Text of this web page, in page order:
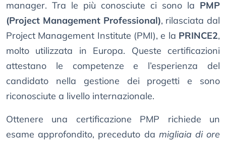
manager. Tra le più conosciute ci sono la PMP
(Project Management Professional), rilasciata dal
Project Management Institute (PMI), e la PRINCE2,
molto utilizzata in Europa. Queste certificazioni
attestano le competenze e l’esperienza del
candidato nella gestione dei progetti e sono
riconosciute a livello internazionale.
Ottenere una certificazione PMP richiede un
esame approfondito, preceduto da migliaia di ore